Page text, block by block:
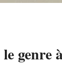
genre